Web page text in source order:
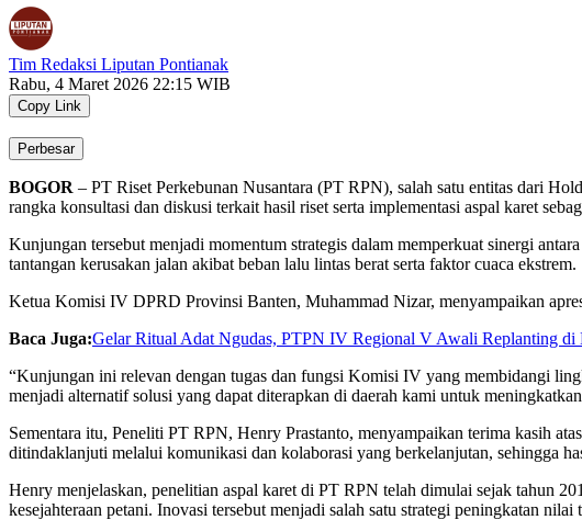
Tim Redaksi Liputan Pontianak
Rabu, 4 Maret 2026 22:15 WIB
Copy Link
Perbesar
BOGOR – PT Riset Perkebunan Nusantara (PT RPN), salah satu entitas dari
rangka konsultasi dan diskusi terkait hasil riset serta implementasi aspal karet
Kunjungan tersebut menjadi momentum strategis dalam memperkuat sinergi
tantangan kerusakan jalan akibat beban lalu lintas berat serta faktor cuaca ekstrem.
Ketua Komisi IV DPRD Provinsi Banten, Muhammad Nizar, menyampaikan
Baca Juga:Gelar Ritual Adat Ngudas, PTPN IV Regional V Awali Replanting di
“Kunjungan ini relevan dengan tugas dan fungsi Komisi IV yang membidangi
menjadi alternatif solusi yang dapat diterapkan di daerah kami untuk
Sementara itu, Peneliti PT RPN, Henry Prastanto, menyampaikan terima kasih
ditindaklanjuti melalui komunikasi dan kolaborasi yang berkelanjutan, sehingga
Henry menjelaskan, penelitian aspal karet di PT RPN telah dimulai sejak tahun
kesejahteraan petani. Inovasi tersebut menjadi salah satu strategi peningkatan